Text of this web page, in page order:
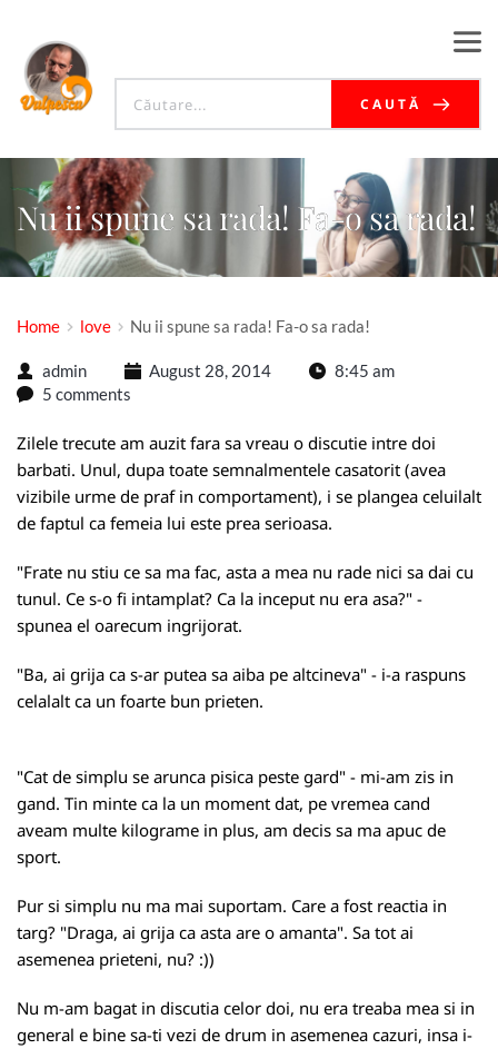
CAUTĂ
Nu ii spune sa rada! Fa-o sa rada!
Home love Nu ii spune sa rada! Fa-o sa rada!
admin August 28, 2014
8:45 am
5 comments
Zilele trecute am auzit fara sa vreau o discutie intre doi
barbati. Unul, dupa toate semnalmentele casatorit (avea
vizibile urme de praf in comportament), i se plangea celuilalt
de faptul ca femeia lui este prea serioasa.
"Frate nu stiu ce sa ma fac, asta a mea nu rade nici sa dai cu
tunul. Ce s-o fi intamplat? Ca la inceput nu era asa?" -
spunea el oarecum ingrijorat.
"Ba, ai grija ca s-ar putea sa aiba pe altcineva" - i-a raspuns
celalalt ca un foarte bun prieten.
"Cat de simplu se arunca pisica peste gard" - mi-am zis in
gand. Tin minte ca la un moment dat, pe vremea cand
aveam multe kilograme in plus, am decis sa ma apuc de
sport.
Pur si simplu nu ma mai suportam. Care a fost reactia in
targ? "Draga, ai grija ca asta are o amanta". Sa tot ai
asemenea prieteni, nu? :))
Nu m-am bagat in discutia celor doi, nu era treaba mea si in
general e bine sa-ti vezi de drum in asemenea cazuri, insa i-